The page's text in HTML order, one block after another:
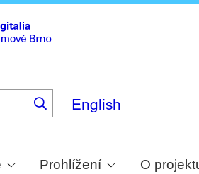
English
Prohlížení O